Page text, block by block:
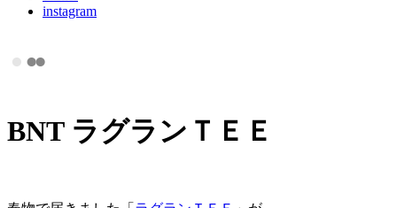
instagram
BNT ラグランＴＥＥ